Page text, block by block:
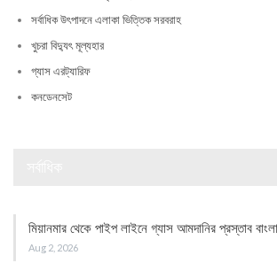
সর্বাধিক উৎপাদনে এলাকা ভিত্তিক সরবরাহ
খুচরা বিদ্যুৎ মূল্যহার
গ্যাস এরট্যারিফ
কনডেনসেট
মিয়ানমার থেকে পাইপ লাইনে গ্যাস আমদানির প্রস্তাব
Aug 2, 2026